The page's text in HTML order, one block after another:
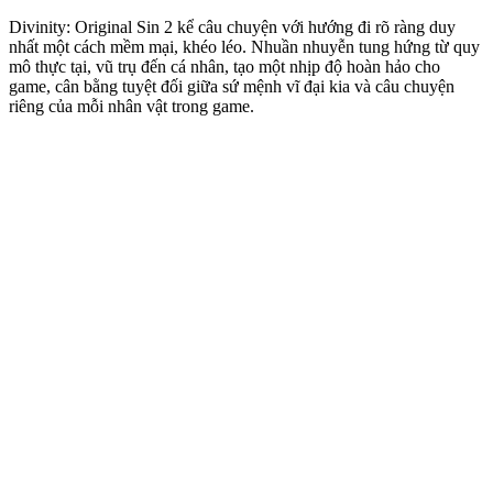
Divinity: Original Sin 2 kể câu chuyện với hướng đi rõ ràng duy
nhất một cách mềm mại, khéo léo. Nhuần nhuyễn tung hứng từ quy
mô thực tại, vũ trụ đến cá nhân, tạo một nhịp độ hoàn hảo cho
game, cân bằng tuyệt đối giữa sứ mệnh vĩ đại kia và câu chuyện
riêng của mỗi nhân vật trong game.